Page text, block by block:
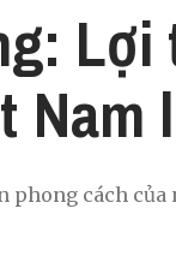
Lợi
Nam
cách của